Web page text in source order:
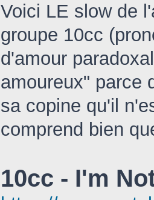
Voici LE slow de
groupe 10cc
d'amour
amoureux" parce
sa copine qu'il
comprend bien
10cc - I'm